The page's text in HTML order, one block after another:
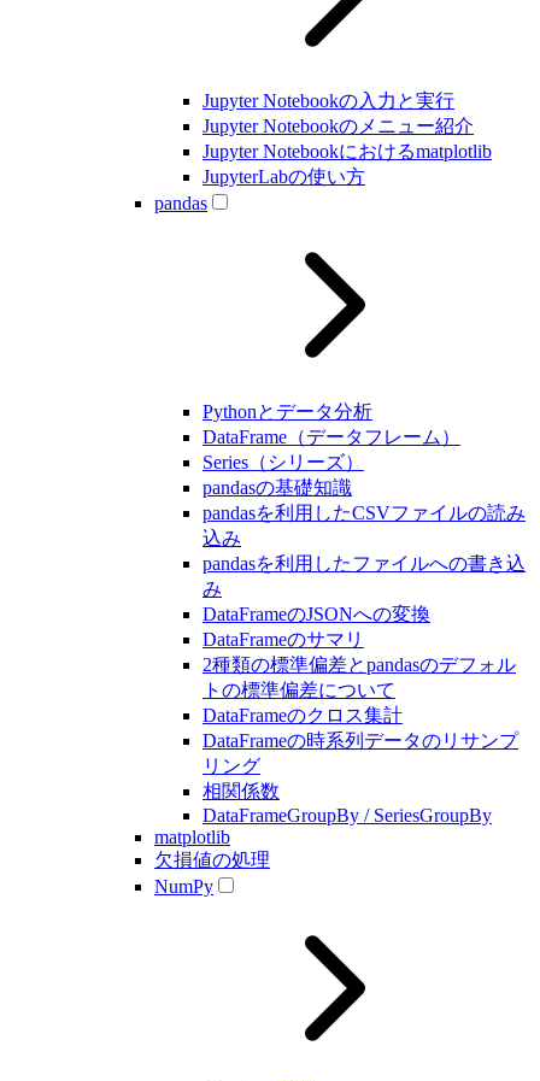
Jupyter Notebookの入力と実行
Jupyter Notebookのメニュー紹介
Jupyter Notebookにおけるmatplotlib
JupyterLabの使い方
pandas
Pythonとデータ分析
DataFrame（データフレーム）
Series（シリーズ）
pandasの基礎知識
pandasを利用したCSVファイルの読み
込み
pandasを利用したファイルへの書き込
み
DataFrameのJSONへの変換
DataFrameのサマリ
2種類の標準偏差とpandasのデフォル
トの標準偏差について
DataFrameのクロス集計
DataFrameの時系列データのリサンプ
リング
相関係数
DataFrameGroupBy / SeriesGroupBy
matplotlib
欠損値の処理
NumPy